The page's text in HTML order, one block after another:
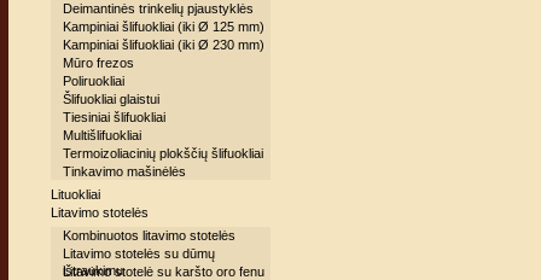
Deimantinės trinkelių pjaustyklės
Kampiniai šlifuokliai (iki Ø 125 mm)
Kampiniai šlifuokliai (iki Ø 230 mm)
Mūro frezos
Poliruokliai
Šlifuokliai glaistui
Tiesiniai šlifuokliai
Multišlifuokliai
Termoizoliacinių plokščių šlifuokliai
Tinkavimo mašinėlės
Lituokliai
Litavimo stotelės
Kombinuotos litavimo stotelės
Litavimo stotelės su dūmų
ištraukimu
Litavimo stotelė su karšto oro fenu